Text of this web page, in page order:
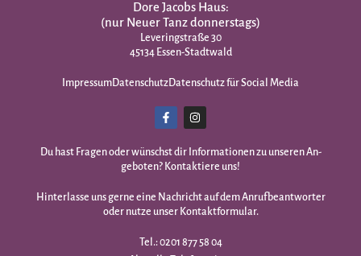
Dore Jacobs Haus:
(nur Neuer Tanz donnerstags)
Leveringstraße 30
45134 Essen-Stadtwald
ImpressumDatenschutzDatenschutz für Social Media
Du hast Fragen oder wünschst dir Infor­mationen zu unseren An­
geboten? Kontaktiere uns!
Hinterlasse uns gerne eine Nachricht auf dem Anrufbeantworter
oder nutze unser Kontaktformular.
Tel.: 0201 877 58 04